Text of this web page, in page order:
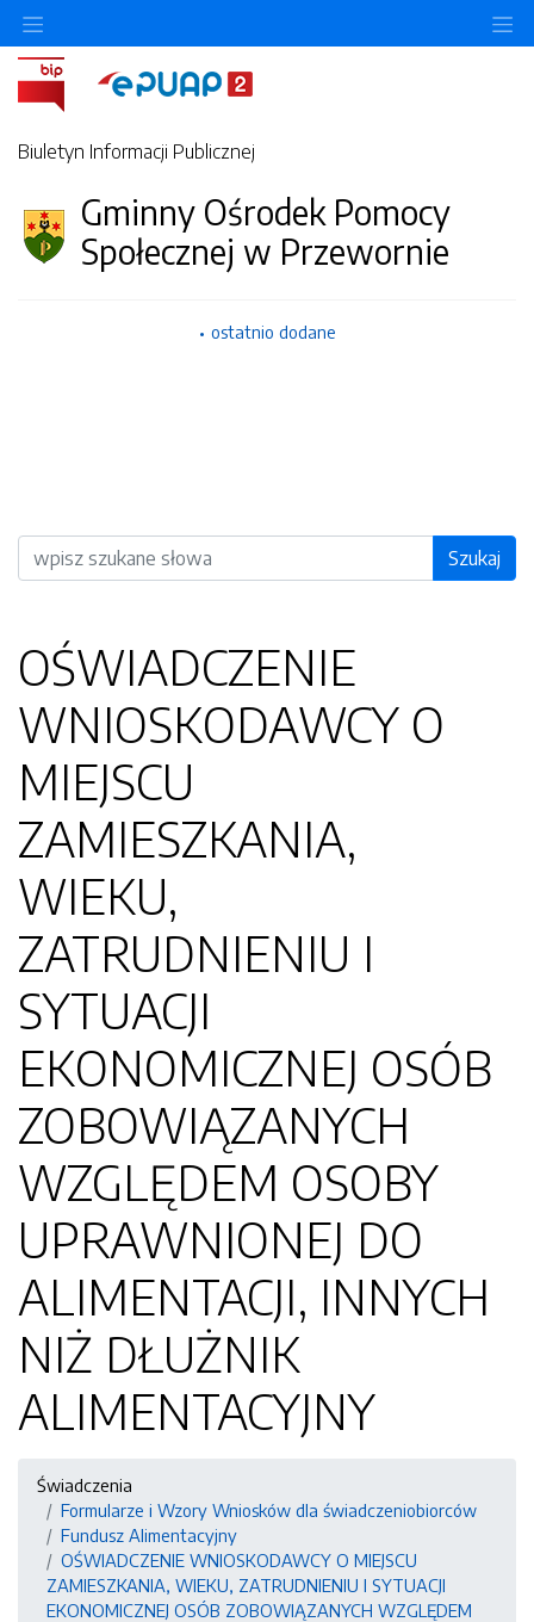
Biuletyn Informacji Publicznej
Gminny Ośrodek Pomocy
Społecznej w Przewornie
ostatnio dodane
Wyszukiwarka Szukaj
OŚWIADCZENIE
WNIOSKODAWCY O
MIEJSCU
ZAMIESZKANIA,
WIEKU,
ZATRUDNIENIU I
SYTUACJI
EKONOMICZNEJ OSÓB
ZOBOWIĄZANYCH
WZGLĘDEM OSOBY
UPRAWNIONEJ DO
ALIMENTACJI, INNYCH
NIŻ DŁUŻNIK
ALIMENTACYJNY
Świadczenia
Formularze i Wzory Wniosków dla świadczeniobiorców
Fundusz Alimentacyjny
OŚWIADCZENIE WNIOSKODAWCY O MIEJSCU
ZAMIESZKANIA, WIEKU, ZATRUDNIENIU I SYTUACJI
EKONOMICZNEJ OSÓB ZOBOWIĄZANYCH WZGLĘDEM